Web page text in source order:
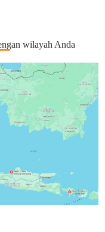
wilayah Anda